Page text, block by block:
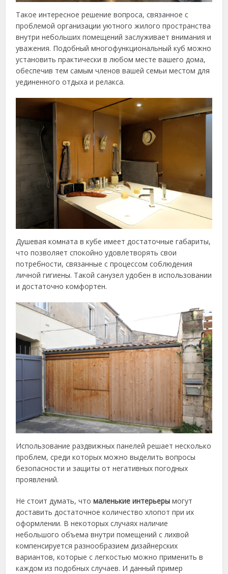
Такое интересное решение вопроса, связанное с
проблемой организации уютного жилого пространства
внутри небольших помещений заслуживает внимания и
уважения. Подобный многофункциональный куб можно
установить практически в любом месте вашего дома,
обеспечив тем самым членов вашей семьи местом для
уединенного отдыха и релакса.
Душевая комната в кубе имеет достаточные габариты,
что позволяет спокойно удовлетворять свои
потребности, связанные с процессом соблюдения
личной гигиены. Такой санузел удобен в использовании
и достаточно комфортен.
Использование раздвижных панелей решает несколько
проблем, среди которых можно выделить вопросы
безопасности и защиты от негативных погодных
проявлений.
Не стоит думать, чтомаленькие интерьеры могут
доставить достаточное количество хлопот при их
оформлении. В некоторых случаях наличие
небольшого объема внутри помещений с лихвой
компенсируется разнообразием дизайнерских
вариантов, которые с легкостью можно применить в
каждом из подобных случаев. И данный пример